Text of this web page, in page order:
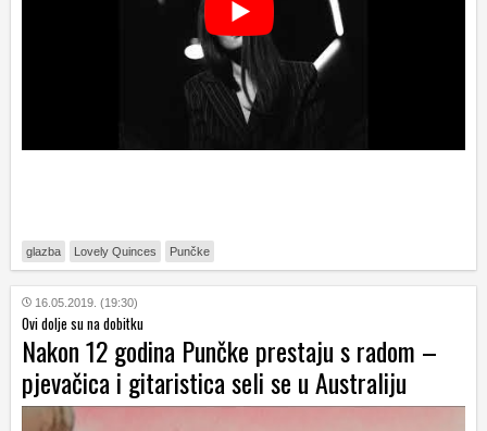
glazba Lovely Quinces Punčke
16.05.2019. (19:30)
Ovi dolje su na dobitku
Nakon 12 godina Punčke prestaju s radom –
pjevačica i gitaristica seli se u Australiju